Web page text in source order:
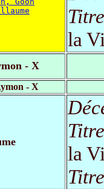
la
- X
- X
la